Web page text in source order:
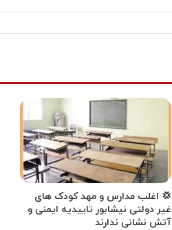
💢 اغلب مدارس و مهد کودک های
غیر دولتی نیشابور تاییدیه ایمنی و
آتش نشانی ندارند